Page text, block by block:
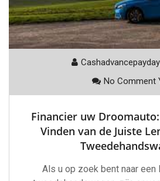
No Comment
Financier uw
Vinden van de Juiste
Als u op zoek bent naar een